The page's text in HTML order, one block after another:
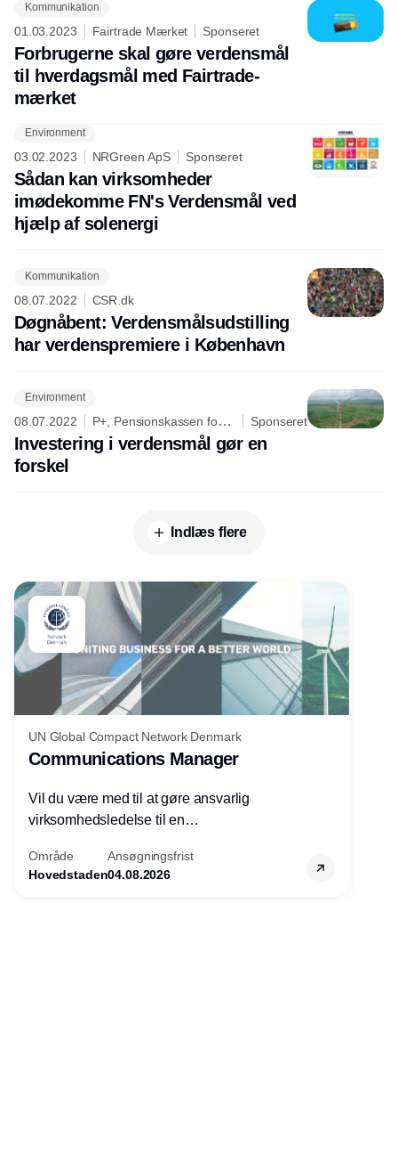
Kommunikation
01.03.2023 Fairtrade Mærket Sponseret
Forbrugerne skal gøre verdensmål
til hverdagsmål med Fairtrade-
mærket
Environment
03.02.2023 NRGreen ApS Sponseret
Sådan kan virksomheder
imødekomme FN's Verdensmål ved
hjælp af solenergi
Kommunikation
08.07.2022 CSR.dk
Døgnåbent: Verdensmålsudstilling
har verdenspremiere i København
Environment
08.07.2022
P+, Pensionskassen for
Akademikere
Sponseret
Investering i verdensmål gør en
forskel
Indlæs flere
UN Global Compact Network Denmark
Communications Manager
Vil du være med til at gøre ansvarlig
virksomhedsledelse til en
virksomheder?
Område
Hovedstaden
Ansøgningsfrist
04.08.2026